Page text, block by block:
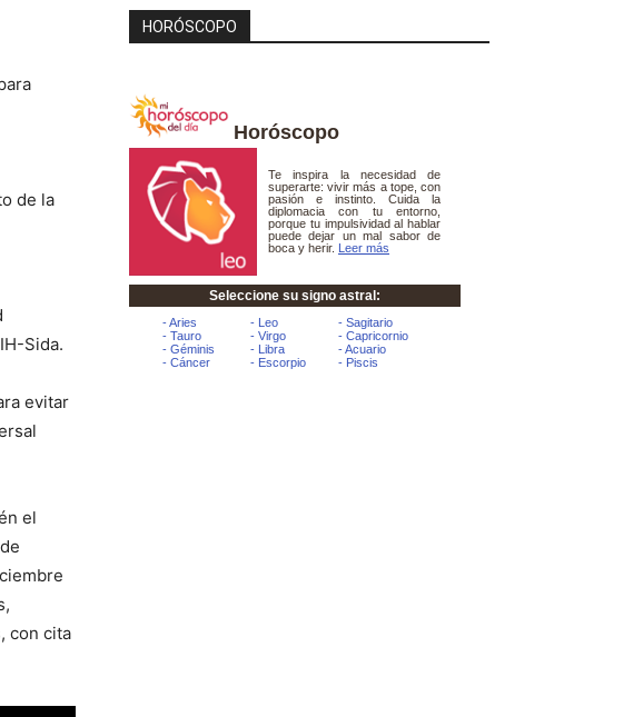
de la
Sida.
evitar
el
con cita
HORÓSCOPO
Horóscopo